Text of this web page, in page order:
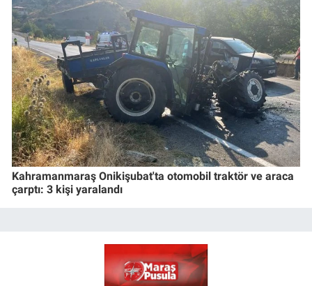
Kahramanmaraş Onikişubat'ta otomobil traktör ve araca
çarptı: 3 kişi yaralandı